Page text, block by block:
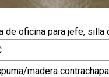
de oficina para jefe,
madera